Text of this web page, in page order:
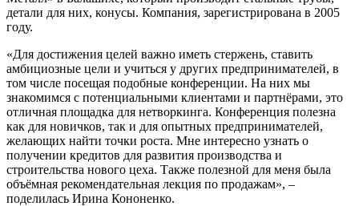
детали для них, конусы. Компания, зарегистрирована в 2005
году.
«Для достижения целей важно иметь стержень, ставить
амбициозные цели и учиться у других предпринимателей, в
том числе посещая подобные конференции. На них мы
знакомимся с потенциальными клиентами и партнёрами, это
отличная площадка для нетворкинга. Конференция полезна
как для новичков, так и для опытных предпринимателей,
желающих найти точки роста. Мне интересно узнать о
получении кредитов для развития производства и
строительства нового цеха. Также полезной для меня была
объёмная рекомендательная лекция по продажам», –
поделилась Ирина Кононенко.